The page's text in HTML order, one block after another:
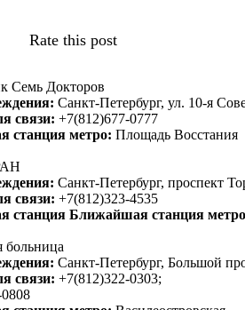
Rate this post
Семь Докторов
Санкт-Петербург, ул. 10-я
связи: +7(812)677-0777
станция метро: Площадь Восстания
Санкт-Петербург, проспект
связи: +7(812)323-4535
станция Ближайшая станция
больница
Санкт-Петербург, Большой
связи: +7(812)322-0303;